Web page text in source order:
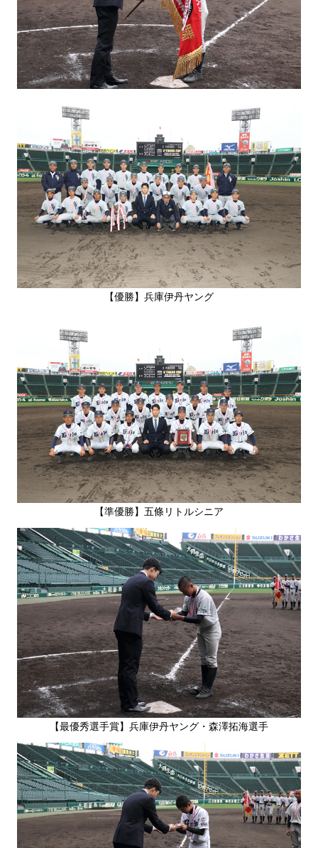
【優勝】兵庫伊丹ヤング
【準優勝】五條リトルシニア
【最優秀選手賞】兵庫伊丹ヤング・森澤拓海選手